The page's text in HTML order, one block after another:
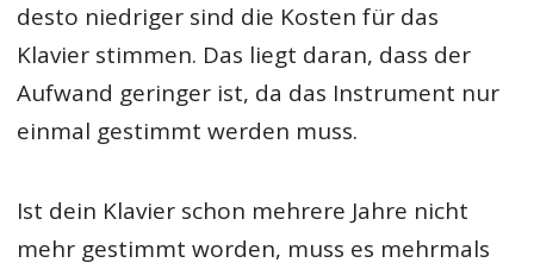
desto niedriger sind die Kosten für das
Klavier stimmen. Das liegt daran, dass der
Aufwand geringer ist, da das Instrument nur
einmal gestimmt werden muss.
Ist dein Klavier schon mehrere Jahre nicht
mehr gestimmt worden, muss es mehrmals